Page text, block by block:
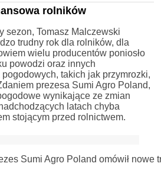
rolników
sezon, Tomasz Malczewski
trudny rok dla rolników, dla
wielu producentów poniosło
powodzi oraz innych
takich jak przymrozki,
prezesa Sumi Agro Poland,
wynikające ze zmian
latach chyba
stojącym przed rolnictwem.
Sumi Agro Poland omówił nowe